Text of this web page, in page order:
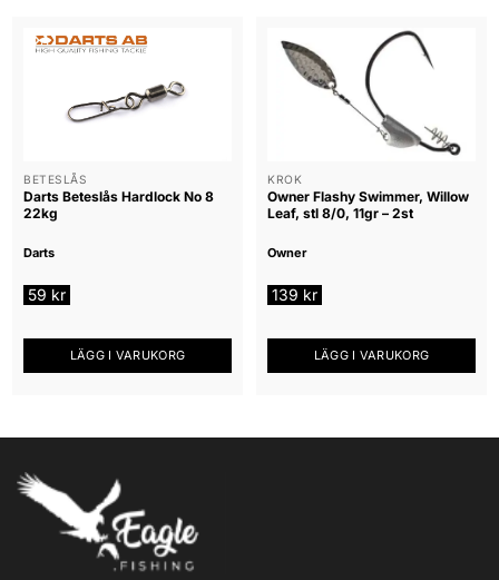
BETESLÅS
Darts Beteslås Hardlock No 8
22kg
Darts
59 kr
LÄGG I VARUKORG
KROK
Owner Flashy Swimmer, Willow
Leaf, stl 8/0, 11gr – 2st
Owner
139 kr
LÄGG I VARUKORG